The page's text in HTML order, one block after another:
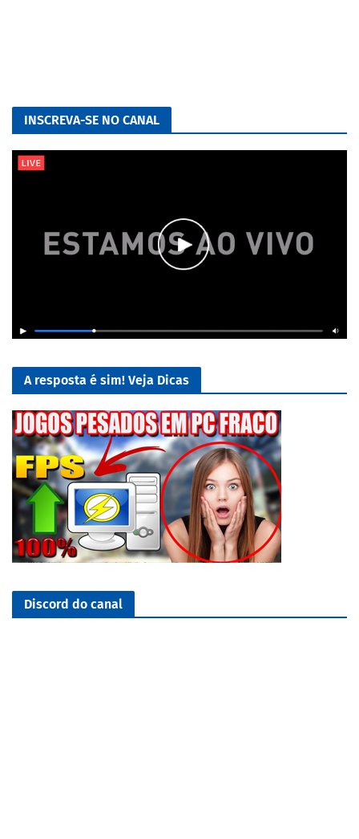
INSCREVA-SE NO CANAL
A resposta é sim! Veja Dicas
Discord do canal